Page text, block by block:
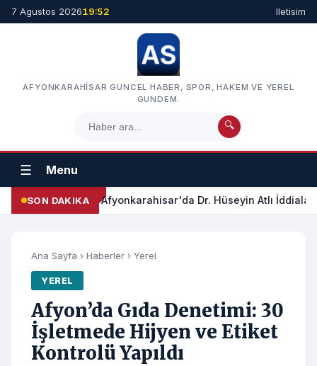
7 Agustos 202619:52 Iletisim
AFYONKARAHISAR GUNCEL HABER, SPOR, HAKEM VE YEREL
GUNDEM.
🔍
☰ Menu
SON DAKIKA Afyonkarahisar'da Dr. Hüseyin Atlı
Ana Sayfa › Haberler › Yerel
YEREL
Afyon’da Gıda Denetimi: 30
İşletmede Hijyen ve Etiket
Kontrolü Yapıldı